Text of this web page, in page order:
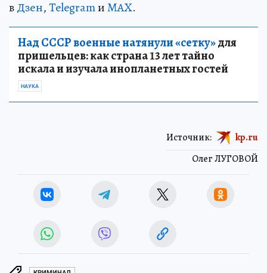
вДзен,TelegramиMAX.
Над СССР военные натянули «сетку»для
пришельцев: как страна 13 лет тайно
искала и изучала инопланетных гостей
НАУКА
Олег ЛУГОВОЙ
Источник: kp.ru